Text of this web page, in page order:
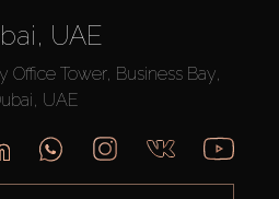
UAE
Office Tower, Business Bay,
UAE